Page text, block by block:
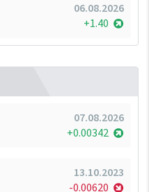
06.08.2026
+1.40
07.08.2026
+0.00342
13.10.2023
-0.00620